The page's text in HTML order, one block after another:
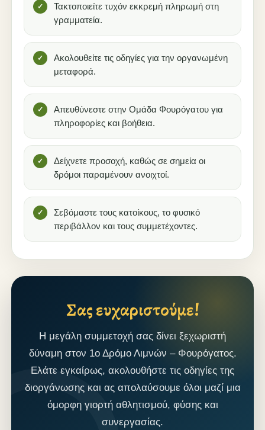
Τακτοποιείτε τυχόν εκκρεμή πληρωμή στη
γραμματεία.
Ακολουθείτε τις οδηγίες για την οργανωμένη
μεταφορά.
Απευθύνεστε στην Ομάδα Φουρόγατου για
πληροφορίες και βοήθεια.
Δείχνετε προσοχή, καθώς σε σημεία οι
δρόμοι παραμένουν ανοιχτοί.
Σεβόμαστε τους κατοίκους, το φυσικό
περιβάλλον και τους συμμετέχοντες.
Σας ευχαριστούμε!
Η μεγάλη συμμετοχή σας δίνει ξεχωριστή
δύναμη στον 1ο Δρόμο Λιμνών – Φουρόγατος.
Ελάτε εγκαίρως, ακολουθήστε τις οδηγίες της
διοργάνωσης και ας απολαύσουμε όλοι μαζί μια
όμορφη γιορτή αθλητισμού, φύσης και
συνεργασίας.